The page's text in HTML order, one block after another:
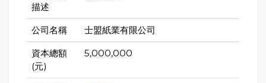
描述
公司名稱 士盟紙業有限公司
資本總額
(元)
5,000,000